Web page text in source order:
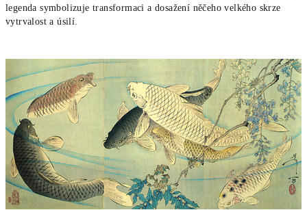
legenda symbolizuje transformaci a dosažení něčeho velkého skrze
vytrvalost a úsilí.